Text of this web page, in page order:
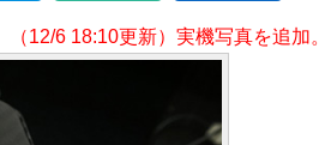
（12/6 18:10更新）実機写真を追加。